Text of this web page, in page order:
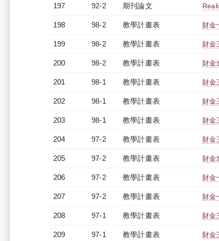
197 92-2 期刊論文
198 98-2 教學計畫表 財金
199 98-2 教學計畫表 財金
200 98-2 教學計畫表 財金
201 98-1 教學計畫表 財金
202 98-1 教學計畫表 財金
203 98-1 教學計畫表 財金
204 97-2 教學計畫表 財金
205 97-2 教學計畫表 財金
206 97-2 教學計畫表 財金
207 97-2 教學計畫表 財金
208 97-1 教學計畫表 財金
209 97-1 教學計畫表 財金